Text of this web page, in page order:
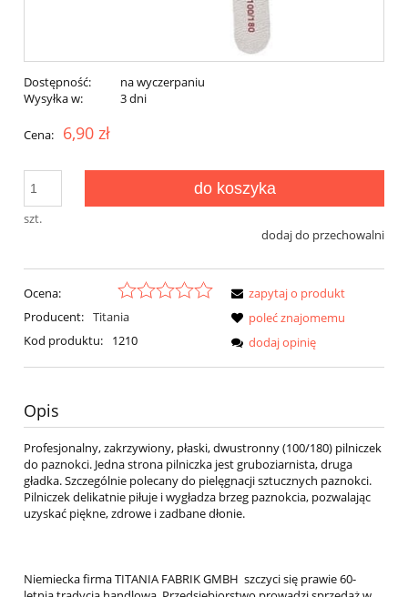
Dostępność:
na wyczerpaniu
Wysyłka w:
3 dni
Cena: 6,90 zł
szt.
do koszyka
dodaj do przechowalni
Ocena:
Producent: Titania
Kod produktu:
1210
zapytaj o produkt
poleć znajomemu
dodaj opinię
Opis
Profesjonalny, zakrzywiony, płaski, dwustronny (100/180) pilniczek
do paznokci. Jedna strona pilniczka jest gruboziarnista, druga
gładka. Szczególnie polecany do pielęgnacji sztucznych paznokci.
Pilniczek delikatnie piłuje i wygładza brzeg paznokcia, pozwalając
uzyskać piękne, zdrowe i zadbane dłonie.
Niemiecka firma TITANIA FABRIK GMBH szczyci się prawie 60-